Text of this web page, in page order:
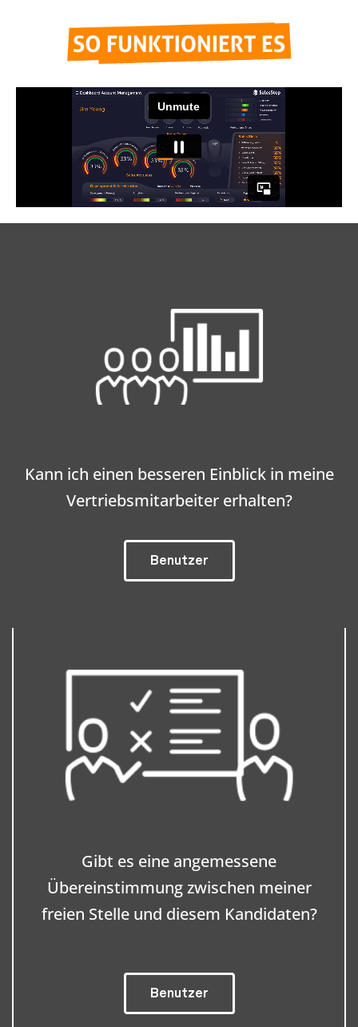
Kann ich einen besseren Einblick in meine
Vertriebsmitarbeiter erhalten?
Benutzer
Gibt es eine angemessene
Übereinstimmung zwischen meiner
freien Stelle und diesem Kandidaten?
Benutzer